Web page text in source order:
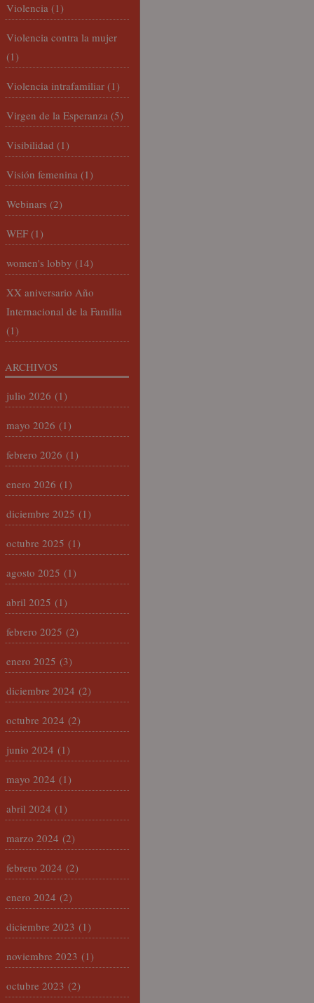
Violencia (1)
Violencia contra la mujer
(1)
Violencia intrafamiliar (1)
Virgen de la Esperanza (5)
Visibilidad (1)
Visión femenina (1)
Webinars (2)
WEF (1)
women's lobby (14)
XX aniversario Año
Internacional de la Familia
(1)
ARCHIVOS
julio 2026 (1)
mayo 2026 (1)
febrero 2026 (1)
enero 2026 (1)
diciembre 2025 (1)
octubre 2025 (1)
agosto 2025 (1)
abril 2025 (1)
febrero 2025 (2)
enero 2025 (3)
diciembre 2024 (2)
octubre 2024 (2)
junio 2024 (1)
mayo 2024 (1)
abril 2024 (1)
marzo 2024 (2)
febrero 2024 (2)
enero 2024 (2)
diciembre 2023 (1)
noviembre 2023 (1)
octubre 2023 (2)